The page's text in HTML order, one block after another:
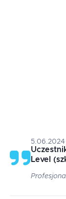
5.06.2024
Level